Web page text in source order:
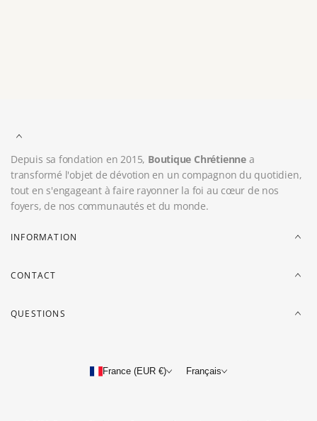
Depuis sa fondation en 2015, Boutique Chrétiennea
transformé l'objet de dévotion en un compagnon du quotidien,
tout en s'engageant à faire rayonner la foi au cœur de nos
foyers, de nos communautés et du monde.
INFORMATION
CONTACT
QUESTIONS
France (EUR €) Français